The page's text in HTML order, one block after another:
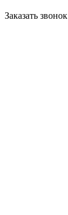
Заказать звонок